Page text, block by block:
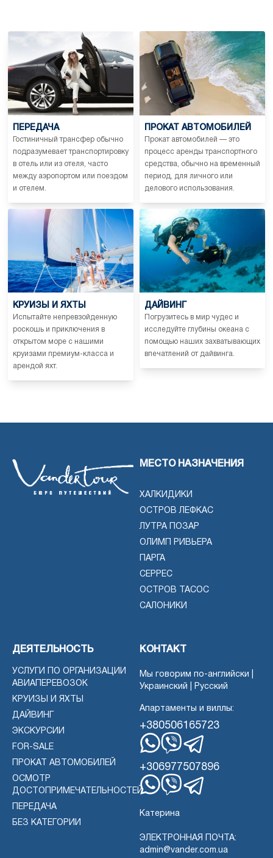
ПЕРЕДАЧА
Гостиничный трансфер обычно
подразумевает транспортировку
в отель или из отеля, часто
между аэропортом или поездом
и отелем.
ПРОКАТ АВТОМОБИЛЕЙ
Прокат автомобилей — это
процесс аренды транспортного
средства, обычно на временный
период, для личного или
делового использования.
КРУИЗЫ И ЯХТЫ
Испытайте непревзойденную
роскошь и приключения в
открытом море с нашими
круизами премиум-класса и
арендой яхт.
ДАЙВИНГ
Погрузитесь в мир чудес и
исследуйте глубины океана с
помощью наших захватывающих
впечатлений от дайвинга.
МЕСТО НАЗНАЧЕНИЯ
ХАЛКИДИКИ
ОСТРОВ ЛЕФКАС
ЛУТРА ПОЗАР
ОЛИМП РИВЬЕРА
ПАРГА
СЕРРЕС
ОСТРОВ ТАСОС
САЛОНИКИ
ДЕЯТЕЛЬНОСТЬ
УСЛУГИ ПО ОРГАНИЗАЦИИ
АВИАПЕРЕВОЗОК
КРУИЗЫ И ЯХТЫ
ДАЙВИНГ
ЭКСКУРСИИ
FOR-SALE
ПРОКАТ АВТОМОБИЛЕЙ
ОСМОТР
ДОСТОПРИМЕЧАТЕЛЬНОСТЕЙ
ПЕРЕДАЧА
БЕЗ КАТЕГОРИИ
КОНТАКТ
Мы говорим по-английски |
Украинский | Русский
Апартаменты и виллы:
+380506165723
WhatsApp
ВиберТелеграмма
+306977507896
Катерина
ЭЛЕКТРОННАЯ ПОЧТА:
admin@vander.com.ua